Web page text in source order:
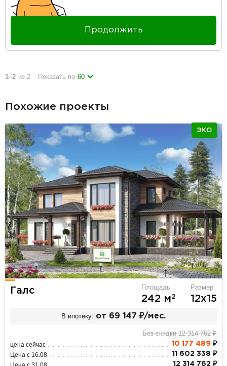
Продолжить
1–2 из 2 Показать по 60
Похожие проекты
ЭКО
Галс Площадь
242 м2
Размер
12х15
В ипотеку: от 69 147 ₽/мес.
Без скидки 12 314 762 ₽
цена сейчас 10 177 489 ₽
Цена с 16.08 11 602 338 ₽
12 314 762 ₽